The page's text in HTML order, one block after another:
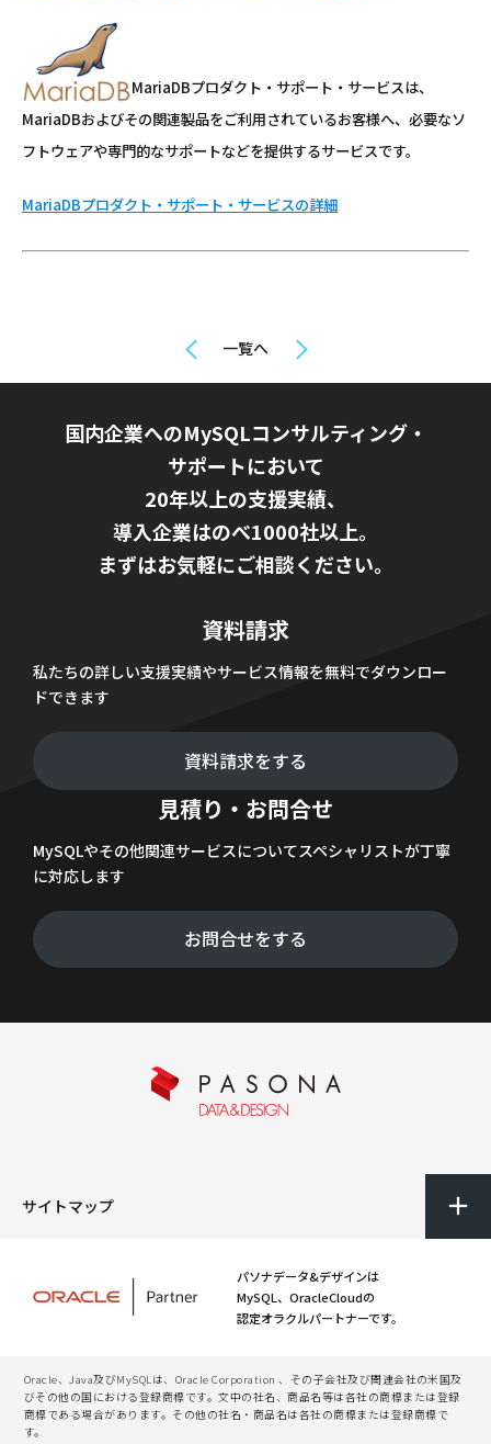
MariaDBプロダクト・サポート・サービスは、
MariaDBおよびその関連製品をご利用されているお客様へ、必要なソ
フトウェアや専門的なサポートなどを提供するサービスです。
MariaDBプロダクト・サポート・サービスの詳細
一覧へ
国内企業へのMySQLコンサルティング・
サポートにおいて
20年以上の支援実績、
導入企業はのべ1000社以上。
まずはお気軽にご相談ください。
資料請求
私たちの詳しい支援実績やサービス情報を無料でダウンロー
ドできます
資料請求をする
見積り・お問合せ
MySQLやその他関連サービスについてスペシャリストが丁寧
に対応します
お問合せをする
サイトマップ
パソナデータ&デザインは
MySQL、OracleCloudの
認定オラクルパートナーです。
Oracle、Java及びMySQLは、Oracle Corporation 、その子会社及び関連会社の米国及
びその他の国における登録商標です。文中の社名、商品名等は各社の商標または登録
商標である場合があります。その他の社名・商品名は各社の商標または登録商標で
す。